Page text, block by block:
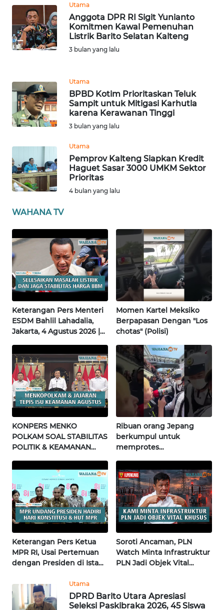
Utama
Anggota DPR RI Sigit Yunianto
Komitmen Kawal Pemenuhan
Listrik Barito Selatan Kalteng
3 bulan yang lalu
Utama
BPBD Kotim Prioritaskan Teluk
Sampit untuk Mitigasi Karhutla
karena Kerawanan Tinggi
3 bulan yang lalu
Utama
Pemprov Kalteng Siapkan Kredit
Haguet Sasar 3000 UMKM Sektor
Prioritas
4 bulan yang lalu
WAHANA TV
Keterangan Pers Menteri
ESDM Bahlil Lahadalia,
Jakarta, 4 Agustus 2026 |
Momen Kartel Meksiko
Berpapasan Dengan "Los
chotas" (Polisi)
KONPERS MENKO
POLKAM SOAL STABILITAS
POLITIK & KEAMANAN
Terkini
Ribuan orang Jepang
berkumpul untuk
memprotes
pertama di Fujisawa
Keterangan Pers Ketua
MPR RI, Usai Pertemuan
dengan Presiden di Istana
Soroti Ancaman, PLN
Watch Minta Infrastruktur
PLN Jadi Objek Vital
Utama
DPRD Barito Utara Apresiasi
Seleksi Paskibraka 2026, 45 Siswa
JAMBI
WN
SULTRA
NTB
WN
SULTENG
WN
SULBAR
WN
SUMBAR
SUMSEL
BENGKULU
WN
LAMPUNG
WN
JATENG
WN
NUSANTARA
WN
JATIM
WN
WN
KALBAR
WN
KALTENG